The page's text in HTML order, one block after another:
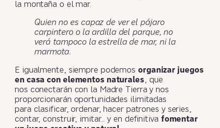
la montaña o el mar.
Quien no es capaz de ver el pájaro
carpintero o la ardilla del parque, no
verá tampoco la estrella de mar, ni la
marmota.
E igualmente, siempre podemos organizar juegos
en casa con elementos naturales, que
nos conectarán con la Madre Tierra y nos
proporcionarán oportunidades ilimitadas
para clasificar, ordenar, hacer patrones y series,
contar, construir, imitar… y en definitiva fomentar